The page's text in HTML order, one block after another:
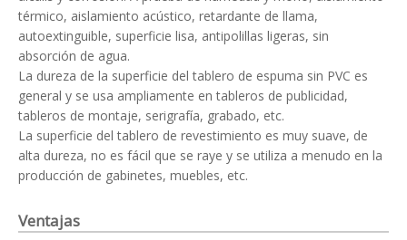
térmico, aislamiento acústico, retardante de llama,
autoextinguible, superficie lisa, antipolillas ligeras, sin
absorción de agua.
La dureza de la superficie del tablero de espuma sin PVC es
general y se usa ampliamente en tableros de publicidad,
tableros de montaje, serigrafía, grabado, etc.
La superficie del tablero de revestimiento es muy suave, de
alta dureza, no es fácil que se raye y se utiliza a menudo en la
producción de gabinetes, muebles, etc.
Ventajas